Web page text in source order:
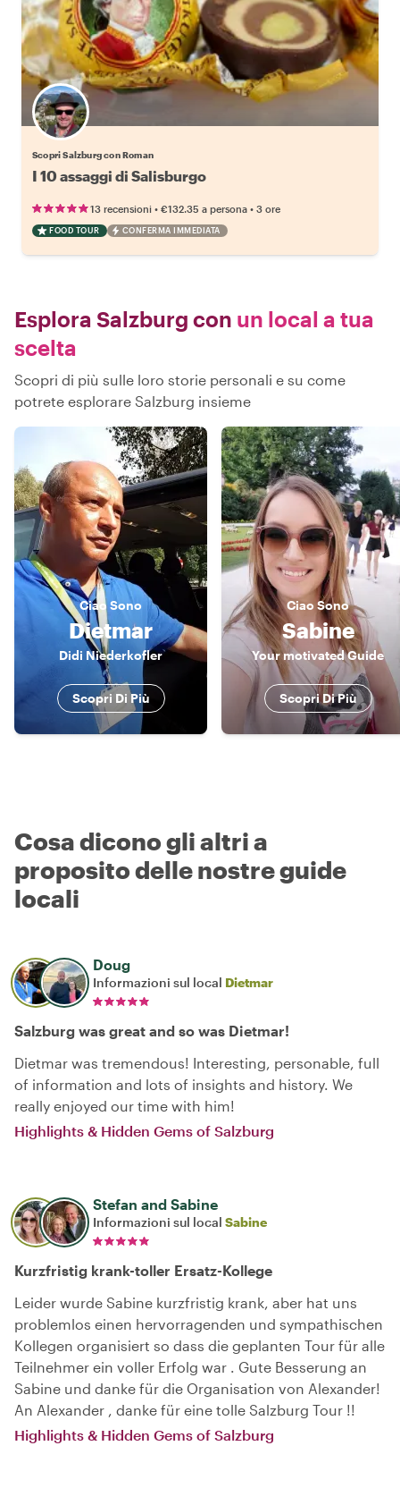
Scopri Salzburg con Roman
I 10 assaggi di Salisburgo
13 recensioni • €132.35 a persona • 3 ore
FOOD TOUR CONFERMA IMMEDIATA
Esplora Salzburg con un local a tua
scelta
Scopri di più sulle loro storie personali e su come
potrete esplorare Salzburg insieme
CiaoSono
Dietmar
Didi Niederkofler
Scopri Di Più
CiaoSono
Sabine
Your motivated Guide
Scopri Di Più
Cosa dicono gli altri a
proposito delle nostre guide
locali
Doug
Informazioni sul local Dietmar
Salzburg was great and so was Dietmar!
Dietmar was tremendous! Interesting, personable, full
of information and lots of insights and history. We
really enjoyed our time with him!
Highlights & Hidden Gems of Salzburg
Stefan and Sabine
Informazioni sul local Sabine
Kurzfristig krank-toller Ersatz-Kollege
Leider wurde Sabine kurzfristig krank, aber hat uns
problemlos einen hervorragenden und sympathischen
Kollegen organisiert so dass die geplanten Tour für alle
Teilnehmer ein voller Erfolg war . Gute Besserung an
Sabine und danke für die Organisation von Alexander!
An Alexander , danke für eine tolle Salzburg Tour !!
Highlights & Hidden Gems of Salzburg